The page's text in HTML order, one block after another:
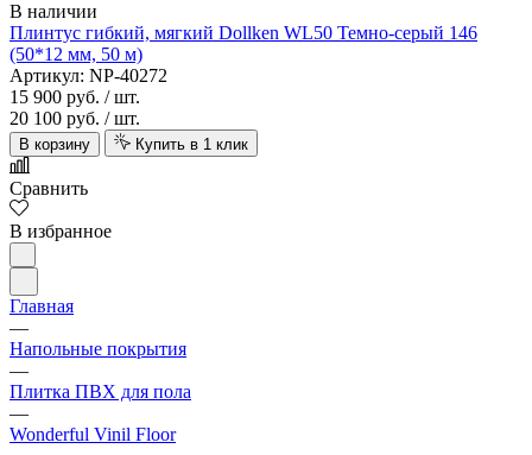
В наличии
Плинтус гибкий, мягкий Dollken WL50 Темно-серый 146
(50*12 мм, 50 м)
Артикул: NP-40272
15 900 руб. / шт.
20 100 руб. / шт.
В корзину Купить в 1 клик
Сравнить
В избранное
Главная
—
Напольные покрытия
—
Плитка ПВХ для пола
—
Wonderful Vinil Floor